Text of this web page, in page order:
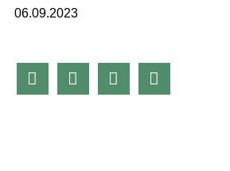
Menschen
zum
Totengedenken.
Christian
passende
Worte.
und
Feuerwehr
fanden
06.09.2023
   